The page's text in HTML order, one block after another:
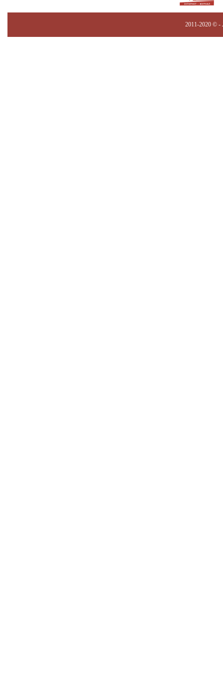
2011-2020 © -